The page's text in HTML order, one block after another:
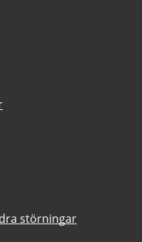
störningar